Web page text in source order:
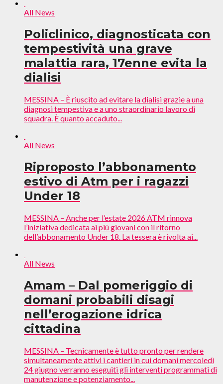
All News
Policlinico, diagnosticata con
tempestività una grave
malattia rara, 17enne evita la
dialisi
MESSINA – È riuscito ad evitare la dialisi grazie a una
diagnosi tempestiva e a uno straordinario lavoro di
squadra. È quanto accaduto...
All News
Riproposto l’abbonamento
estivo di Atm per i ragazzi
Under 18
MESSINA – Anche per l’estate 2026 ATM rinnova
l’iniziativa dedicata ai più giovani con il ritorno
dell’abbonamento Under 18. La tessera è rivolta ai...
All News
Amam – Dal pomeriggio di
domani probabili disagi
nell’erogazione idrica
cittadina
MESSINA – Tecnicamente è tutto pronto per rendere
simultaneamente attivi i cantieri in cui domani mercoledì
24 giugno verranno eseguiti gli interventi programmati di
manutenzione e potenziamento...